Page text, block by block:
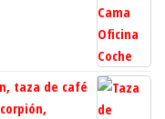
taza de café